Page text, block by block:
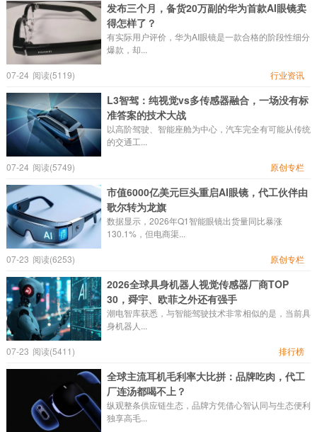
发布三个月，备货20万副的华为首款AI眼镜卖
得怎样了？
有实际用户评价，华为AI眼镜是一款合格的阶段性细分
爆款，却...
07-24 阅读(5119) 行业资讯
L3智驾：纯视觉vs多传感器融合，一场没有标
准答案的技术大战
以高阶驾驶、智能座舱为中心，汽车完全有可能从传统
的交通工...
07-24 阅读(5749) 原创专栏
市值6000亿美元巨头重启AI眼镜，代工伙伴由
歌尔转为龙旗
数据显示，2026年Q1智能眼镜出货量同比暴涨
130.1%，但电商渠...
07-23 阅读(6253) 原创专栏
2026全球具身机器人视觉传感器厂商TOP
30，舜宇、欧菲之外还有强手
潮电智库获悉，与智能驾驶技术非常相似的是，当前具
身机器人...
07-23 阅读(5411) 排行榜
全球主流耳机毛利率大比拼：品牌吃肉，代工
厂连汤都喝不上？
纵观整条供应链生态，品牌方凭借心智认同与生态便利
独享高毛...